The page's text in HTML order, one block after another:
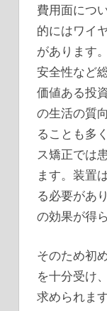
費用面につ
的にはワイ
があります
安全性など
価値ある投
の生活の質
ることも多
ス矯正では
ます。装置
る必要があ
の効果が得
そのため初
を十分受け
求められま